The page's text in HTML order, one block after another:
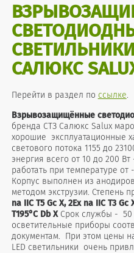
САЛЮКС
Перейти в раздел по ссылке.
Взрывозащищённые
бренда СТЗ Салюкс Salux
хорошие эксплуатационные
светового потока 1155 до
энергия всего от 10 до 200
работать при температуре от
Корпус выполнен из
методом экструзии. Степень
na IIC T5 Gc X, 2Ex na IIC T3 Gc
T195°C Db XСрок службы - 50
осветительные приборы
документам. При этом цены
LED светильники очень